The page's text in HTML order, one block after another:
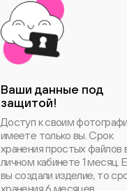
Ваши данные под
защитой!
Доступ к своим
имеете только вы. Срок
хранения простых файлов
личном кабинете 1 месяц.
вы создали изделие, то
хранения 6 месяцев.